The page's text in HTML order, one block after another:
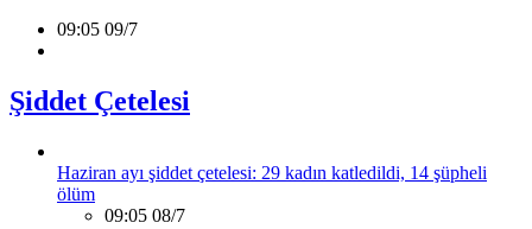
09:05 09/7
Şiddet Çetelesi
Haziran ayı şiddet çetelesi: 29 kadın katledildi, 14 şüpheli
ölüm
09:05 08/7